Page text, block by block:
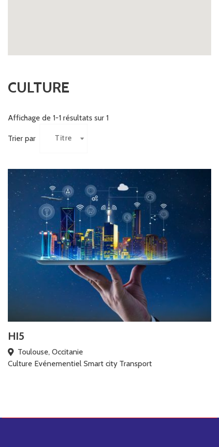
CULTURE
Affichage de 1-1 résultats sur 1
Trier par Titre
HI5
Toulouse, Occitanie
Culture Evénementiel Smart city Transport